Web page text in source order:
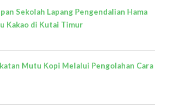
Sekolah Lapang Pengendalian Hama
Kakao di Kutai Timur
Mutu Kopi Melalui Pengolahan Cara